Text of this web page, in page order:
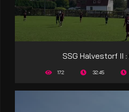
SSG Halvestorf II :
172 32:45